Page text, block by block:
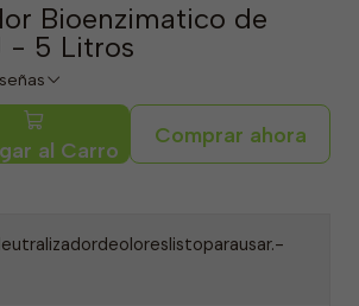
Bioenzimatico de
- 5 Litros
al Carro
Comprar ahora